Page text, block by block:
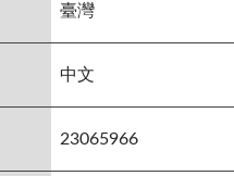
臺灣
中文
23065966